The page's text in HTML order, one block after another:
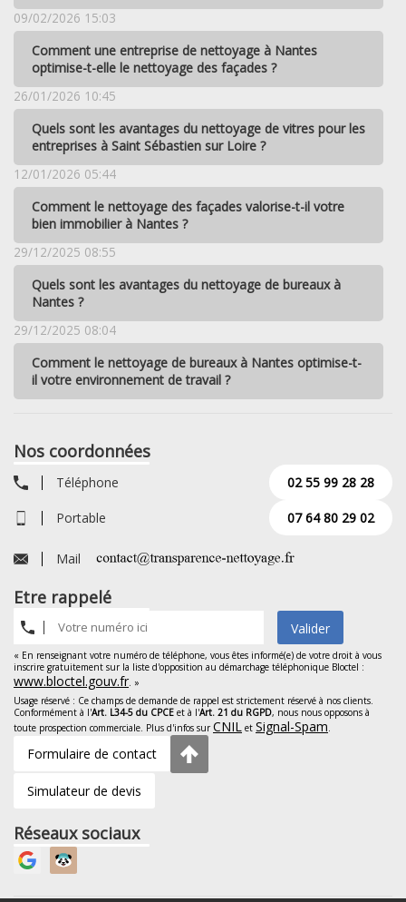
09/02/2026 15:03
Comment une entreprise de nettoyage à Nantes
optimise-t-elle le nettoyage des façades ?
26/01/2026 10:45
Quels sont les avantages du nettoyage de vitres pour les
entreprises à Saint Sébastien sur Loire ?
12/01/2026 05:44
Comment le nettoyage des façades valorise-t-il votre
bien immobilier à Nantes ?
29/12/2025 08:55
Quels sont les avantages du nettoyage de bureaux à
Nantes ?
29/12/2025 08:04
Comment le nettoyage de bureaux à Nantes optimise-t-
il votre environnement de travail ?
Nos coordonnées
Téléphone 02 55 99 28 28
Portable 07 64 80 29 02
Mail
Etre rappelé
Valider
« En renseignant votre numéro de téléphone, vous êtes informé(e) de votre droit à vous
inscrire gratuitement sur la liste d'opposition au démarchage téléphonique Bloctel :
www.bloctel.gouv.fr. »
Usage réservé : Ce champs de demande de rappel est strictement réservé à nos clients.
Conformément à l'Art. L34-5 du CPCE et à l'Art. 21 du RGPD, nous nous opposons à
toute prospection commerciale. Plus d'infos surCNIL et Signal-Spam.
Formulaire de contact
Simulateur de devis
Réseaux sociaux